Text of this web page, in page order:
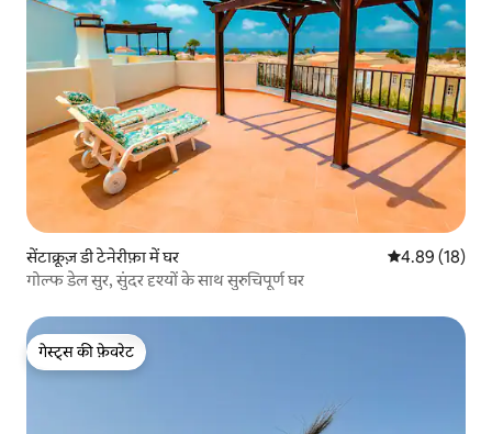
सेंटाक्रूज़ डी टेनेरीफ़ा में घर औसत रेटिंग 5 में
4.89 (18)
गोल्फ डेल सुर, सुंदर दृश्यों के साथ सुरुचिपूर्ण घर
गेस्ट्स की फ़ेवरेट
गेस्ट्स की फ़ेवरेट